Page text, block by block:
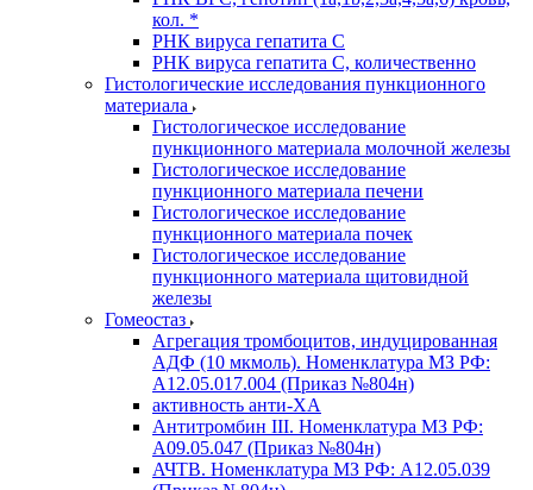
кол. *
РНК вируса гепатита C
РНК вируса гепатита C, количественно
Гистологические исследования пункционного
материала
Гистологическое исследование
пункционного материала молочной железы
Гистологическое исследование
пункционного материала печени
Гистологическое исследование
пункционного материала почек
Гистологическое исследование
пункционного материала щитовидной
железы
Гомеостаз
Агрегация тромбоцитов, индуцированная
АДФ (10 мкмоль). Номенклатура МЗ РФ:
A12.05.017.004 (Приказ №804н)
активность анти-ХА
Антитромбин III. Номенклатура МЗ РФ:
A09.05.047 (Приказ №804н)
АЧТВ. Номенклатура МЗ РФ: A12.05.039